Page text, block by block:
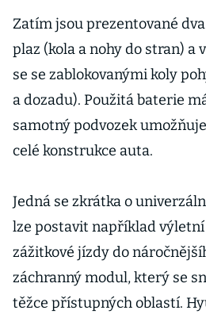
Zatím jsou prezentované dva
plaz (kola a nohy do stran) a
se se zablokovanými koly
a dozadu). Použitá baterie
samotný podvozek
celé konstrukce auta.
Jedná se zkrátka o
lze postavit například
zážitkové jízdy do
záchranný modul, který se
těžce přístupných oblastí.